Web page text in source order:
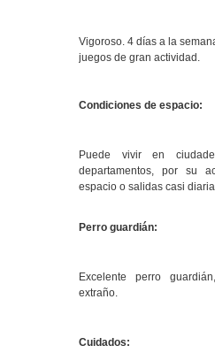
Vigoroso. 4 días a la
juegos de gran actividad.
Condiciones de espacio:
Puede vivir en
departamentos, por su
espacio o salidas casi
Perro guardián:
Excelente perro
extraño.
Cuidados: